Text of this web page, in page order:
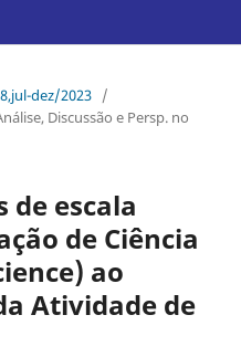
dez/2023 /
Discussão e Persp. no
de escala
de Ciência
ao
Atividade de